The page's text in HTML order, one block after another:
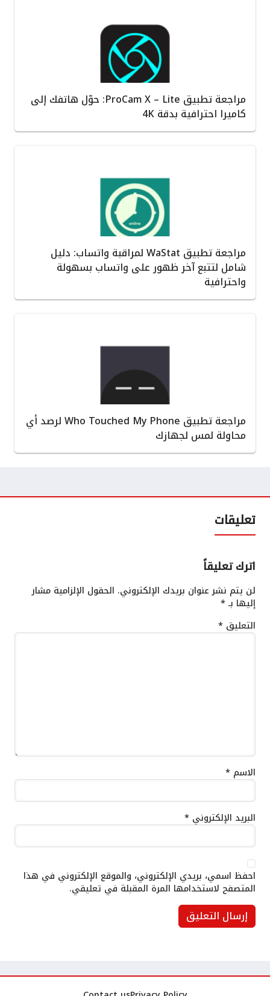
مراجعة تطبيق ProCam X – Lite: حوّل هاتفك إلى
كاميرا احترافية بدقة 4K
مراجعة تطبيق WaStat لمراقبة واتساب: دليل
شامل لتتبع آخر ظهور على واتساب بسهولة
واحترافية
مراجعة تطبيق Who Touched My Phone لرصد أي
محاولة لمس لجهازك
تعليقات
اترك تعليقاً
لن يتم نشر عنوان بريدك الإلكتروني. الحقول الإلزامية مشار
إليها بـ*
التعليق *
الاسم *
البريد الإلكتروني *
احفظ اسمي، بريدي الإلكتروني، والموقع الإلكتروني في هذا
المتصفح لاستخدامها المرة المقبلة في تعليقي.